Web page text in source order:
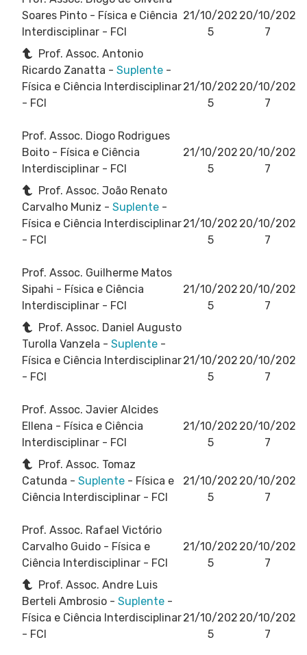
Soares Pinto - Física e Ciência
Interdisciplinar - FCI
21/10/202
5
20/10/202
7
Prof. Assoc. Antonio
Ricardo Zanatta - Suplente -
Física e Ciência Interdisciplinar
- FCI
21/10/202
5
20/10/202
7
Prof. Assoc. Diogo Rodrigues
Boito - Física e Ciência
Interdisciplinar - FCI
21/10/202
5
20/10/202
7
Prof. Assoc. João Renato
Carvalho Muniz - Suplente -
Física e Ciência Interdisciplinar
- FCI
21/10/202
5
20/10/202
7
Prof. Assoc. Guilherme Matos
Sipahi - Física e Ciência
Interdisciplinar - FCI
21/10/202
5
20/10/202
7
Prof. Assoc. Daniel Augusto
Turolla Vanzela - Suplente -
Física e Ciência Interdisciplinar
- FCI
21/10/202
5
20/10/202
7
Prof. Assoc. Javier Alcides
Ellena - Física e Ciência
Interdisciplinar - FCI
21/10/202
5
20/10/202
7
Prof. Assoc. Tomaz
Catunda - Suplente - Física e
Ciência Interdisciplinar - FCI
21/10/202
5
20/10/202
7
Prof. Assoc. Rafael Victório
Carvalho Guido - Física e
Ciência Interdisciplinar - FCI
21/10/202
5
20/10/202
7
Prof. Assoc. Andre Luis
Berteli Ambrosio - Suplente -
Física e Ciência Interdisciplinar
- FCI
21/10/202
5
20/10/202
7